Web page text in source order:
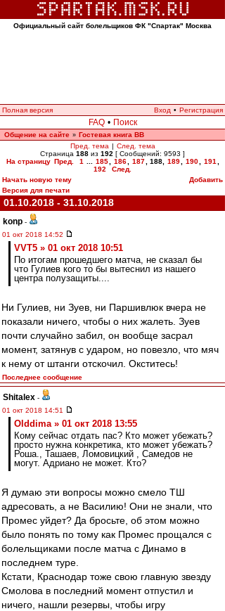
Официальный сайт болельщиков ФК "Спартак" Москва
Полная версия Вход • Регистрация
FAQ • Поиск
Общение на сайте » Гостевая книга ВВ
Пред. тема | След. тема
Страница 188 из 192 [ Сообщений: 9593 ]
На страницу Пред. 1 185 186 187 188 189 190 191
192
След.
Начать новую тему
Добавить
Версия для печати
01.10.2018 - 31.10.2018
konp -
01 окт 2018 14:52
VVT5 » 01 окт 2018 10:51
По итогам прошедшего матча, не сказал бы
что Гулиев кого то бы вытеснил из нашего
центра полузащиты....
Ни Гулиев, ни Зуев, ни Паршивлюк вчера не
показали ничего, чтобы о них жалеть. Зуев
почти случайно забил, он вообще засрал
момент, затянув с ударом, но повезло, что мяч
к нему от штанги отскочил. Окститесь!
Последнее сообщение
Shitalex -
01 окт 2018 14:51
Olddima » 01 окт 2018 13:55
Кому сейчас отдать пас? Кто может убежать?
просто нужна конкретика, кто может убежать?
Роша., Ташаев, Ломовицкий , Самедов не
могут. Адриано не может. Кто?
Я думаю эти вопросы можно смело ТШ
адресовать, а не Василию! Они не знали, что
Промес уйдет? Да бросьте, об этом можно
было понять по тому как Промес прощался с
болельщиками после матча с Динамо в
последнем туре.
Кстати, Краснодар тоже свою главную звезду
Смолова в последний момент отпустил и
ничего, нашли резервы, чтобы игру